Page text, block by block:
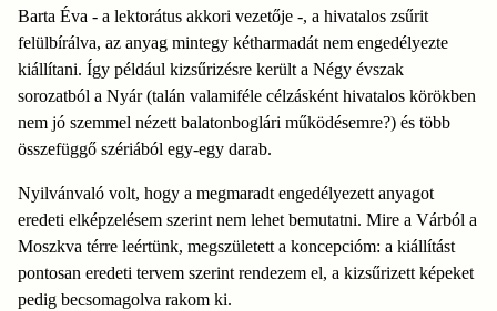
Barta Éva - a lektorátus akkori vezetője -, a hivatalos zsűrit
felülbírálva, az anyag mintegy kétharmadát nem engedélyezte
kiállítani. Így például kizsűrizésre került a Négy évszak
sorozatból a Nyár (talán valamiféle célzásként hivatalos körökben
nem jó szemmel nézett balatonboglári működésemre?) és több
összefüggő szériából egy-egy darab.
Nyilvánvaló volt, hogy a megmaradt engedélyezett anyagot
eredeti elképzelésem szerint nem lehet bemutatni. Mire a Várból a
Moszkva térre leértünk, megszületett a koncepcióm: a kiállítást
pontosan eredeti tervem szerint rendezem el, a kizsűrizett képeket
pedig becsomagolva rakom ki.